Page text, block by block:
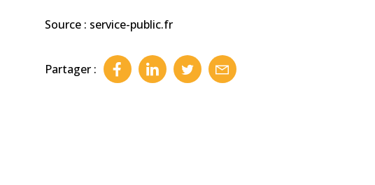
Source : service-public.fr
Partager :